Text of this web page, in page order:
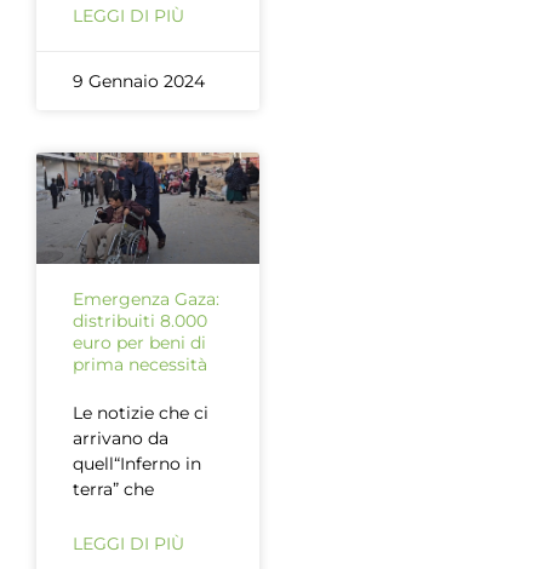
LEGGI DI PIÙ
9 Gennaio 2024
Emergenza Gaza:
distribuiti 8.000
euro per beni di
prima necessità
Le notizie che ci
arrivano da
quell“Inferno in
terra” che
LEGGI DI PIÙ